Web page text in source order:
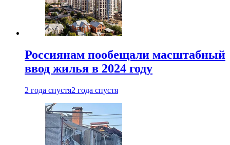
Россиянам пообещали масштабный
ввод жилья в 2024 году
2 года спустя2 года спустя